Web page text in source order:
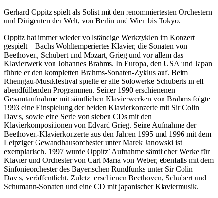
Gerhard Oppitz spielt als Solist mit den renommiertesten Orchestern
und Dirigenten der Welt, von Berlin und Wien bis Tokyo.
Oppitz hat immer wieder vollständige Werkzyklen im Konzert
gespielt – Bachs Wohltemperiertes Klavier, die Sonaten von
Beethoven, Schubert und Mozart, Grieg und vor allem das
Klavierwerk von Johannes Brahms. In Europa, den USA und Japan
führte er den kompletten Brahms-Sonaten-Zyklus auf. Beim
Rheingau-Musikfestival spielte er alle Solowerke Schuberts in elf
abendfüllenden Programmen. Seiner 1990 erschienenen
Gesamtaufnahme mit sämtlichen Klavierwerken von Brahms folgte
1993 eine Einspielung der beiden Klavierkonzerte mit Sir Colin
Davis, sowie eine Serie von sieben CDs mit den
Klavierkompositionen von Edvard Grieg. Seine Aufnahme der
Beethoven-Klavierkonzerte aus den Jahren 1995 und 1996 mit dem
Leipziger Gewandhausorchester unter Marek Janowski ist
exemplarisch. 1997 wurde Oppitz’ Aufnahme sämtlicher Werke für
Klavier und Orchester von Carl Maria von Weber, ebenfalls mit dem
Sinfonieorchester des Bayerischen Rundfunks unter Sir Colin
Davis, veröffentlicht. Zuletzt erschienen Beethoven, Schubert und
Schumann-Sonaten und eine CD mit japanischer Klaviermusik.